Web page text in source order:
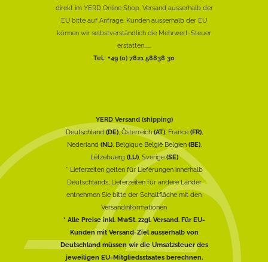
direkt im YERD Online Shop. Versand ausserhalb der
EU bitte auf Anfrage. Kunden ausserhalb der EU
können wir selbstverständlich die Mehrwert-Steuer
erstatten......
Tel.: +49 (0) 7821 58838 30
YERD Versand (shipping)
Deutschland(DE), Österreich(AT), France (FR),
Nederland (NL), Belgique België Belgien (BE),
Lëtzebuerg (LU), Sverige(SE)
* Lieferzeiten gelten für Lieferungen innerhalb
Deutschlands, Lieferzeiten für andere Länder
entnehmen Sie bitte der Schaltfläche mit den
Versandinformationen
* Alle Preise inkl. MwSt. zzgl. Versand. Für EU-
Kunden mit Versand-Ziel ausserhalb von
Deutschland müssen wir die Umsatzsteuer des
jeweiligen EU-Mitgliedsstaates berechnen.